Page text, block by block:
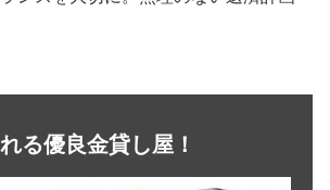
る優良金貸し屋！